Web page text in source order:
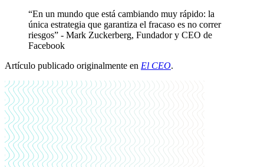
“En un mundo que está cambiando muy rápido: la
única estrategia que garantiza el fracaso es no correr
riesgos” - Mark Zuckerberg, Fundador y CEO de
Facebook
Artículo publicado originalmente en El CEO.